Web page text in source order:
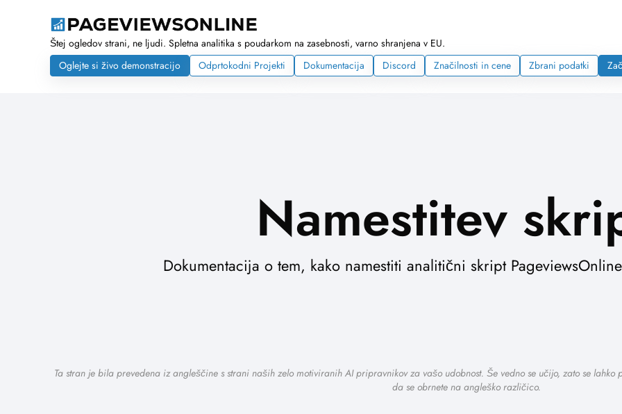
Štej ogledov strani, ne ljudi. Spletna analitika s poudarkom na zasebnosti, varno shranjena v EU.
Oglejte si živo demonstracijo
Odprtokodni Projekti Dokumentacija Discord Značilnosti in cene Zbrani podatki
Namestitev
Dokumentacija o tem, kako namestiti analitični skript
Ta stran je bila prevedena iz angleščine s strani naših zelo motiviranih AI pripravnikov za vašo udobnost. Še vedno se učijo, zato se
da se obrnete na angleško različico.